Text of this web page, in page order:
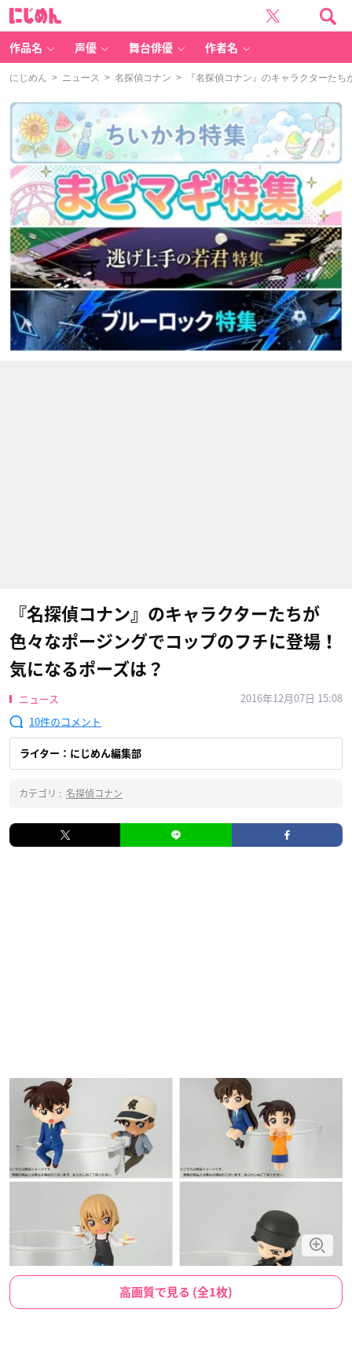
作品名 声優 舞台俳優 作者名
にじめん > ニュース > 名探偵コナン > 『名探偵コナン』のキャラクターたち
『名探偵コナン』のキャラクターたちが
色々なポージングでコップのフチに登場！
気になるポーズは？
ニュース
2016年12月07日 15:08
10
ライター：にじめん編集部
カテゴリ : 名探偵コナン
高画質で見る (全1枚)